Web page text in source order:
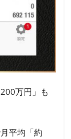
万円」も
平均「約